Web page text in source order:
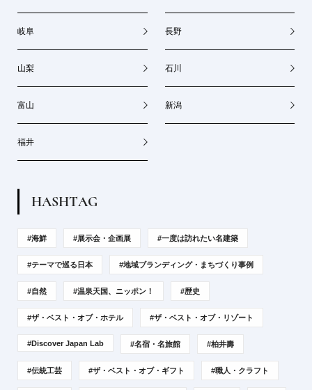
岐阜 長野
山梨 石川
富山 新潟
福井
HASHTAG
#海鮮 #展示会・企画展 #一度は訪れたい名建築
#テーマで巡る日本 #地域ブランディング・まちづくり事例
#自然 #温泉天国、ニッポン！ #歴史
#ザ・ベスト・オブ・ホテル #ザ・ベスト・オブ・リゾート
#Discover Japan Lab #名宿・名旅館 #柏井壽
#伝統工芸 #ザ・ベスト・オブ・ギフト #職人・クラフト